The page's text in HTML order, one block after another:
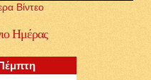
Βίντεο
Ημέρας